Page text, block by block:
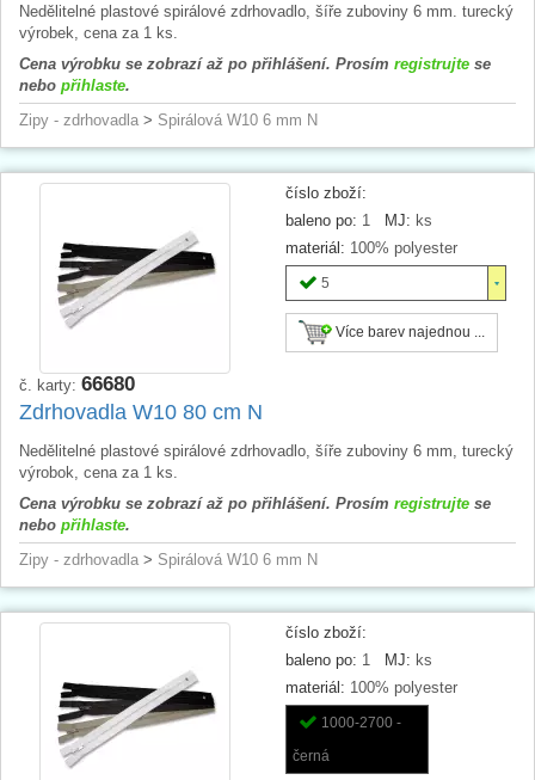
Nedělitelné plastové spirálové zdrhovadlo, šíře zuboviny 6 mm. turecký
výrobek, cena za 1 ks.
Cena výrobku se zobrazí až po přihlášení. Prosím registrujte se
nebo přihlaste.
Zipy - zdrhovadla > Spirálová W10 6 mm N
číslo zboží:
baleno po: 1 MJ: ks
materiál: 100% polyester
5
Více barev najednou ...
č. karty: 66680
Zdrhovadla W10 80 cm N
Nedělitelné plastové spirálové zdrhovadlo, šíře zuboviny 6 mm, turecký
výrobok, cena za 1 ks.
Cena výrobku se zobrazí až po přihlášení. Prosím registrujte se
nebo přihlaste.
Zipy - zdrhovadla > Spirálová W10 6 mm N
číslo zboží:
baleno po: 1 MJ: ks
materiál: 100% polyester
1000-2700 -
černá